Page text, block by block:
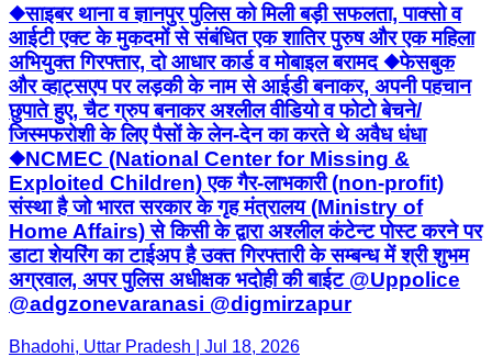
◆साइबर थाना व ज्ञानपुर पुलिस को मिली बड़ी सफलता, पाक्सो व
आईटी एक्ट के मुकदमों से संबंधित एक शातिर पुरुष और एक महिला
अभियुक्त गिरफ्तार, दो आधार कार्ड व मोबाइल बरामद ◆फेसबुक
और व्हाट्सएप पर लड़की के नाम से आईडी बनाकर, अपनी पहचान
छुपाते हुए, चैट ग्रुप बनाकर अश्लील वीडियो व फोटो बेचने/
जिस्मफरोशी के लिए पैसों के लेन-देन का करते थे अवैध धंधा
◆NCMEC (National Center for Missing &
Exploited Children) एक गैर-लाभकारी (non-profit)
संस्था है जो भारत सरकार के गृह मंत्रालय (Ministry of
Home Affairs) से किसी के द्वारा अश्लील कंटेन्ट पोस्ट करने पर
डाटा शेयरिंग का टाईअप है उक्त गिरफ्तारी के सम्बन्ध में श्री शुभम
अग्रवाल, अपर पुलिस अधीक्षक भदोही की बाईट @Uppolice
@adgzonevaranasi @digmirzapur
Bhadohi, Uttar Pradesh | Jul 18, 2026